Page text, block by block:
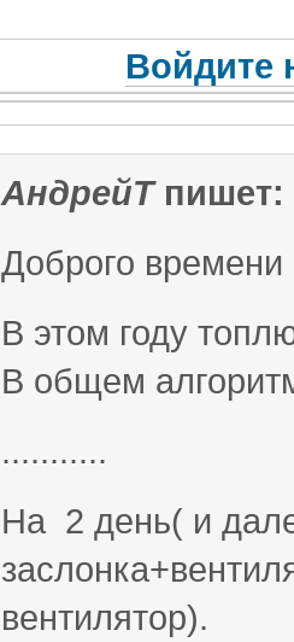
Войдите
АндрейTпишет:
Доброго времени
В этом году
В общем
...........
На 2 день( и
вентилятор).